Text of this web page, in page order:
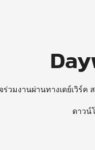
ร่วมงานผ่านทางเดย์เวิร์ค
ดาวน์